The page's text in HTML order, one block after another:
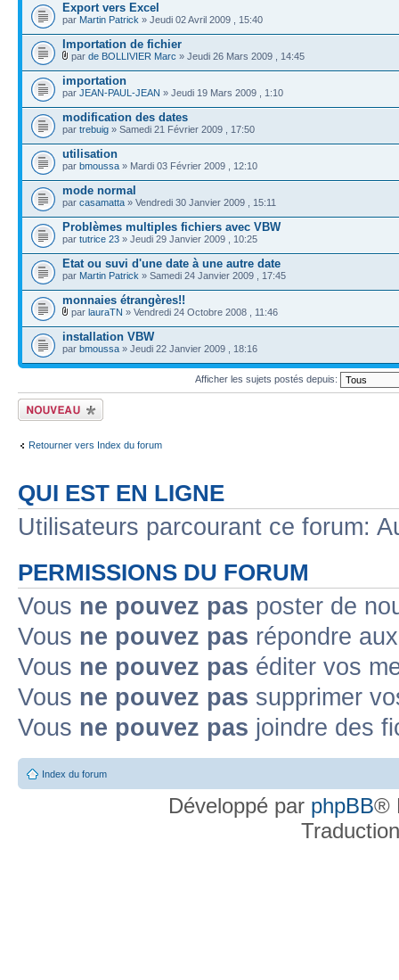
Export vers Excel
par Martin Patrick » Jeudi 02 Avril 2009 , 15:40
Importation de fichier
par de BOLLIVIER Marc » Jeudi 26 Mars 2009 , 14:45
importation
par JEAN-PAUL-JEAN » Jeudi 19 Mars 2009 , 1:10
modification des dates
par trebuig » Samedi 21 Février 2009 , 17:50
utilisation
par bmoussa » Mardi 03 Février 2009 , 12:10
mode normal
par casamatta » Vendredi 30 Janvier 2009 , 15:11
Problèmes multiples fichiers avec VBW
par tutrice 23 » Jeudi 29 Janvier 2009 , 10:25
Etat ou suvi d'une date à une autre date
par Martin Patrick » Samedi 24 Janvier 2009 , 17:45
monnaies étrangères!!
par lauraTN » Vendredi 24 Octobre 2008 , 11:46
installation VBW
par bmoussa » Jeudi 22 Janvier 2009 , 18:16
Afficher les sujets postés depuis:
Écrire un nouveau
sujet
Retourner vers Index du forum
QUI EST EN LIGNE
Utilisateurs parcourant ce forum:
PERMISSIONS DU FORUM
Vous ne pouvez pas poster de
Vous ne pouvez pas répondre
Vous ne pouvez pas éditer vos
Vous ne pouvez pas supprimer
Vous ne pouvez pas joindre des
Index du forum
Développé par phpBB®